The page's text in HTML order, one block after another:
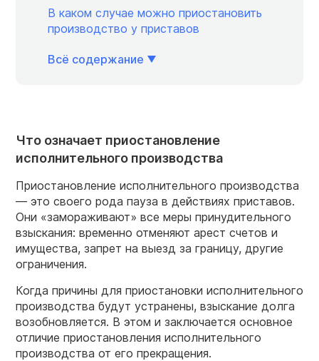
В каком случае можно приостановить
производство у приставов
Всё содержание
Что означает приостановление
исполнительного производства
Приостановление исполнительного производства
— это своего рода пауза в действиях приставов.
Они «замораживают» все меры принудительного
взыскания: временно отменяют арест счетов и
имущества, запрет на выезд за границу, другие
ограничения.
Когда причины для приостановки исполнительного
производства будут устранены, взыскание долга
возобновляется. В этом и заключается основное
отличие приостановления исполнительного
производства от его прекращения.